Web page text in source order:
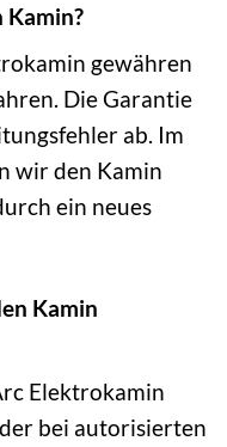
Kamin?
gewähren
Die Garantie
ab. Im
wir den Kamin
ein neues
Kamin
Elektrokamin
bei autorisierten